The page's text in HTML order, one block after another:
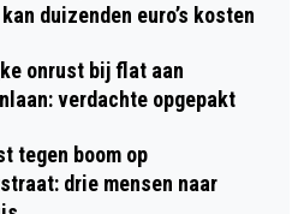
duizenden euro’s kosten
onrust bij flat aan
verdachte opgepakt
tegen boom op
drie mensen naar